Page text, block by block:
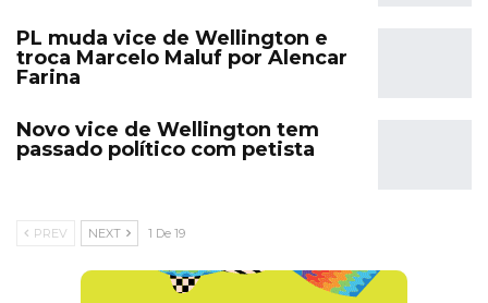
PL muda vice de Wellington e
troca Marcelo Maluf por Alencar
Farina
Novo vice de Wellington tem
passado político com petista
PREV NEXT 1 De 19